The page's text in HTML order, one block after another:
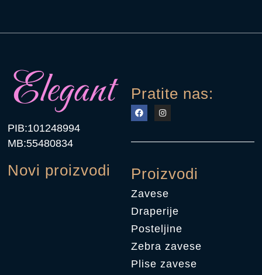
PIB:101248994
MB:55480834
Novi proizvodi
Pratite nas:
Proizvodi
Zavese
Draperije
Posteljine
Zebra zavese
Plise zavese